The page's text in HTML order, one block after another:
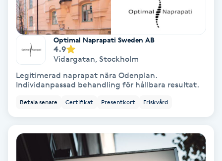
Taktil massage
Tandblekning
Tandläkare
Tatuering
Tatueringsborttagning
Optimal Naprapati Sweden AB
4.9
Vidargatan, Stockholm
Legitimerad naprapat nära Odenplan.
Individanpassad behandling för hållbara resultat.
Betala senare Certifikat Presentkort Friskvård